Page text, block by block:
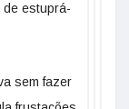
de estuprá-
sem fazer